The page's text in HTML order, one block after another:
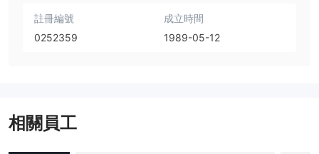
註冊編號
0252359
成立時間
1989-05-12
相關員工